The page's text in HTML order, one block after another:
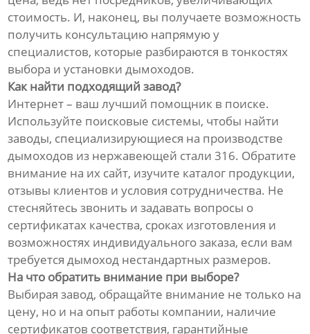
стоимость. И, наконец, вы получаете возможность
получить консультацию напрямую у
специалистов, которые разбираются в тонкостях
выбора и установки дымоходов.
Как найти подходящий завод?
Интернет – ваш лучший помощник в поиске.
Используйте поисковые системы, чтобы найти
заводы, специализирующиеся на производстве
дымоходов из нержавеющей стали 316. Обратите
внимание на их сайт, изучите каталог продукции,
отзывы клиентов и условия сотрудничества. Не
стесняйтесь звонить и задавать вопросы о
сертификатах качества, сроках изготовления и
возможностях индивидуального заказа, если вам
требуется дымоход нестандартных размеров.
На что обратить внимание при выборе?
Выбирая завод, обращайте внимание не только на
цену, но и на опыт работы компании, наличие
сертификатов соответствия, гарантийные